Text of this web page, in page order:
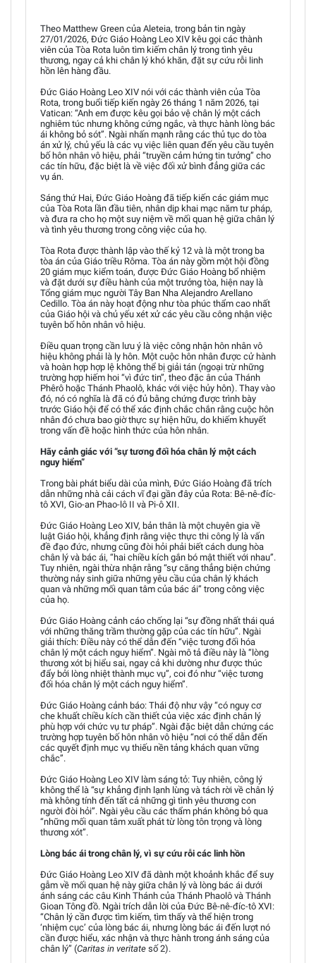
Theo Matthew Green của Aleteia, trong bản tin ngày
27/01/2026, Đức Giáo Hoàng Leo XIV kêu gọi các thành
viên của Tòa Rota luôn tìm kiếm chân lý trong tình yêu
thương, ngay cả khi chân lý khó khăn, đặt sự cứu rỗi linh
hồn lên hàng đầu.
Đức Giáo Hoàng Leo XIV nói với các thành viên của Tòa
Rota, trong buổi tiếp kiến ngày 26 tháng 1 năm 2026, tại
Vatican: “Anh em được kêu gọi bảo vệ chân lý một cách
nghiêm túc nhưng không cứng ngắc, và thực hành lòng bác
ái không bỏ sót”. Ngài nhấn mạnh rằng các thủ tục do tòa
án xử lý, chủ yếu là các vụ việc liên quan đến yêu cầu tuyên
bố hôn nhân vô hiệu, phải “truyền cảm hứng tin tưởng” cho
các tín hữu, đặc biệt là về việc đối xử bình đẳng giữa các
vụ án.
Sáng thứ Hai, Đức Giáo Hoàng đã tiếp kiến các giám mục
của Tòa Rota lần đầu tiên, nhân dịp khai mạc năm tư pháp,
và đưa ra cho họ một suy niệm về mối quan hệ giữa chân lý
và tình yêu thương trong công việc của họ.
Tòa Rota được thành lập vào thế kỷ 12 và là một trong ba
tòa án của Giáo triều Rôma. Tòa án này gồm một hội đồng
20 giám mục kiểm toán, được Đức Giáo Hoàng bổ nhiệm
và đặt dưới sự điều hành của một trưởng tòa, hiện nay là
Tổng giám mục người Tây Ban Nha Alejandro Arellano
Cedillo. Tòa án này hoạt động như tòa phúc thẩm cao nhất
của Giáo hội và chủ yếu xét xử các yêu cầu công nhận việc
tuyên bố hôn nhân vô hiệu.
Điều quan trọng cần lưu ý là việc công nhận hôn nhân vô
hiệu không phải là ly hôn. Một cuộc hôn nhân được cử hành
và hoàn hợp hợp lệ không thể bị giải tán (ngoại trừ những
trường hợp hiếm hoi “vì đức tin”, theo đặc ân của Thánh
Phêrô hoặc Thánh Phaolô, khác với việc hủy hôn). Thay vào
đó, nó có nghĩa là đã có đủ bằng chứng được trình bày
trước Giáo hội để có thể xác định chắc chắn rằng cuộc hôn
nhân đó chưa bao giờ thực sự hiện hữu, do khiếm khuyết
trong vấn đề hoặc hình thức của hôn nhân.
Hãy cảnh giác với “sự tương đối hóa chân lý một cách
nguy hiểm”
Trong bài phát biểu dài của mình, Đức Giáo Hoàng đã trích
dẫn những nhà cải cách vĩ đại gần đây của Rota: Bê-nê-đíc-
tô XVI, Gio-an Phao-lô II và Pi-ô XII.
Đức Giáo Hoàng Leo XIV, bản thân là một chuyên gia về
luật Giáo hội, khẳng định rằng việc thực thi công lý là vấn
đề đạo đức, nhưng cũng đòi hỏi phải biết cách dung hòa
chân lý và bác ái, “hai chiều kích gắn bó mật thiết với nhau”.
Tuy nhiên, ngài thừa nhận rằng “sự căng thẳng biện chứng
thường nảy sinh giữa những yêu cầu của chân lý khách
quan và những mối quan tâm của bác ái” trong công việc
của họ.
Đức Giáo Hoàng cảnh cáo chống lại “sự đồng nhất thái quá
với những thăng trầm thường gặp của các tín hữu”. Ngài
giải thích: Điều này có thể dẫn đến “việc tương đối hóa
chân lý một cách nguy hiểm”. Ngài mô tả điều này là “lòng
thương xót bị hiểu sai, ngay cả khi dường như được thúc
đẩy bởi lòng nhiệt thành mục vụ”, coi đó như “việc tương
đối hóa chân lý một cách nguy hiểm”.
Đức Giáo Hoàng cảnh báo: Thái độ như vậy “có nguy cơ
che khuất chiều kích cần thiết của việc xác định chân lý
phù hợp với chức vụ tư pháp”. Ngài đặc biệt dẫn chứng các
trường hợp tuyên bố hôn nhân vô hiệu “nơi có thể dẫn đến
các quyết định mục vụ thiếu nền tảng khách quan vững
chắc”.
Đức Giáo Hoàng Leo XIV làm sáng tỏ: Tuy nhiên, công lý
không thể là “sự khẳng định lạnh lùng và tách rời về chân lý
mà không tính đến tất cả những gì tình yêu thương con
người đòi hỏi”. Ngài yêu cầu các thẩm phán không bỏ qua
“những mối quan tâm xuất phát từ lòng tôn trọng và lòng
thương xót”.
Lòng bác ái trong chân lý, vì sự cứu rỗi các linh hồn
Đức Giáo Hoàng Leo XIV đã dành một khoảnh khắc để suy
gẫm về mối quan hệ này giữa chân lý và lòng bác ái dưới
ánh sáng các câu Kinh Thánh của Thánh Phaolô và Thánh
Gioan Tông đồ. Ngài trích dẫn lời của Đức Bê-nê-đíc-tô XVI:
“Chân lý cần được tìm kiếm, tìm thấy và thể hiện trong
‘nhiệm cục’ của lòng bác ái, nhưng lòng bác ái đến lượt nó
cần được hiểu, xác nhận và thực hành trong ánh sáng của
chân lý” (Caritas in veritate số 2).